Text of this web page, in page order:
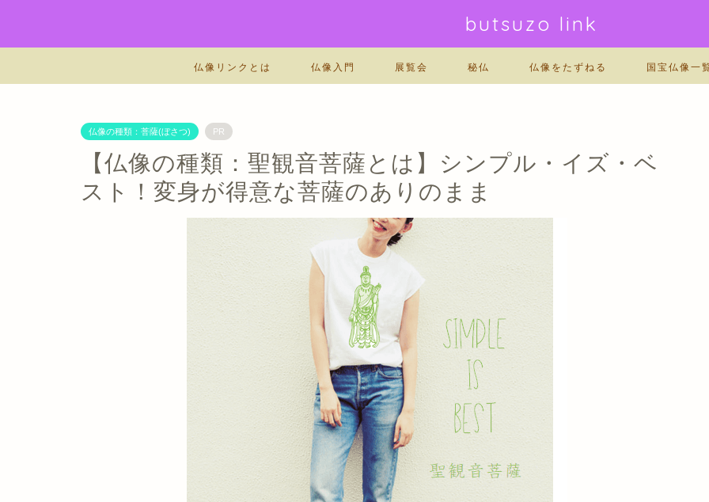
butsuzo link
仏像リンクとは 仏像入門 展覧会 秘仏 仏像をたずねる 国宝仏像一
仏像の種類：菩薩(ぼさつ) PR
【仏像の種類：聖観音菩薩とは】シンプル・イズ・ベ
スト！変身が得意な菩薩のありのまま